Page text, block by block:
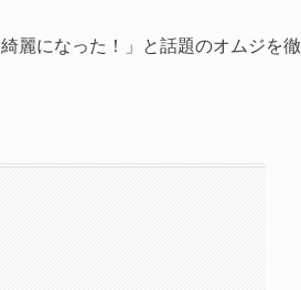
麗になった！」と話題のオムジを徹